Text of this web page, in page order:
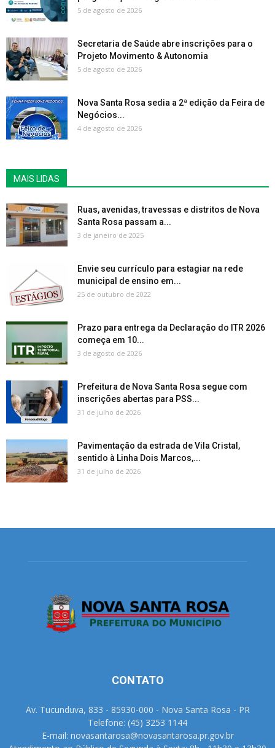
5 de agosto de 2026
Secretaria de Saúde abre inscrições para o
Projeto Movimento & Autonomia
5 de agosto de 2026
Nova Santa Rosa sedia a 2ª edição da Feira de
Negócios...
4 de agosto de 2026
MAIS LIDAS
Ruas, avenidas, travessas e distritos de Nova
Santa Rosa passam a...
3 de janeiro de 2025
Envie seu currículo para estagiar na rede
municipal de ensino em...
25 de outubro de 2022
Prazo para entrega da Declaração do ITR 2026
começa em 10...
3 de agosto de 2026
Prefeitura de Nova Santa Rosa segue com
inscrições abertas para PSS...
31 de julho de 2026
Pavimentação da estrada de Vila Cristal,
sentido à Linha Dois Marcos,...
31 de julho de 2026
CONTATO
Av. Tucunduva, 833 - 85930-000 - Nova Santa Rosa - PR
Telefone: (45) 3253 1144
E-mail: novasantarosa@novasantarosa.pr.gov.br